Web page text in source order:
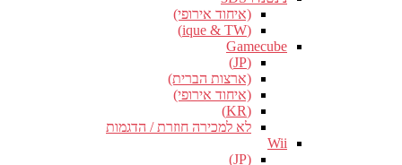
(איחוד אירופי)
(ique & TW)
Gamecube
(JP)
(ארצות הברית)
(איחוד אירופי)
(KR)
לא למכירה חוזרת / הדגמות
Wii
(JP)